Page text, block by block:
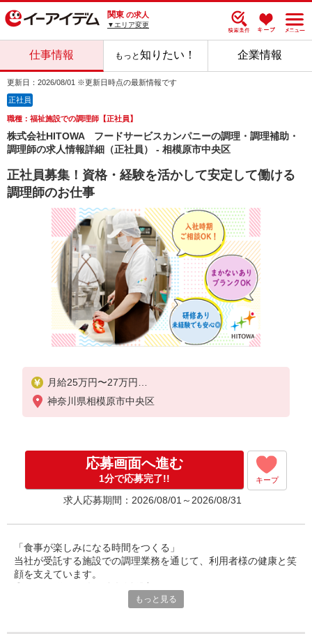
関東 の求人
▼エリア変更
仕事情報 もっと知りたい！ 企業情報
更新日：2026/08/01 ※更新日時点の最新情報です
正社員
職種：福祉施設での調理師【正社員】
株式会社HITOWA フードサービスカンパニーの調理・調理補助・
調理師の求人情報詳細（正社員） - 相模原市中央区
正社員募集！資格・経験を活かして安定して働ける
調理師のお仕事
月給25万円〜27万円
※給与は経験や前職給与に応じて決定します。
神奈川県相模原市中央区
応募画面へ進む
1分で応募完了!! キープ
求人応募期間：2026/08/01～2026/08/31
「食事が楽しみになる時間をつくる」
当社が受託する施設での調理業務を通じて、利用者様の健康と笑
顔を支えています。
調理師としての経験を活かし、安定した環境で長く働ける職場で
もっと見る